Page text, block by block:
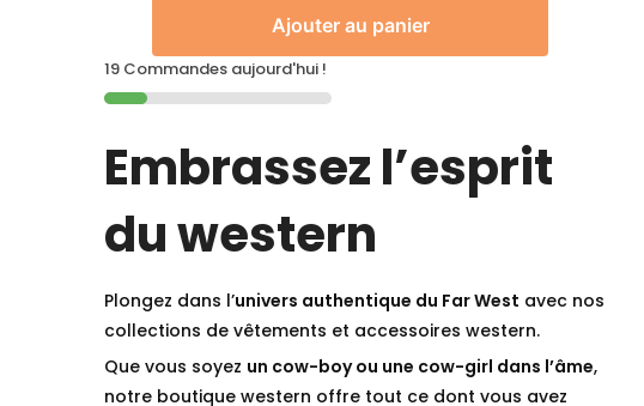
Ajouter au panier
19 Commandes aujourd'hui !
Embrassez l’esprit
du western
Plongez dans l’univers authentique du Far West avec nos
collections de vêtements et accessoires western.
Que vous soyez un cow-boy ou une cow-girl dans l’âme,
notre boutique western offre tout ce dont vous avez